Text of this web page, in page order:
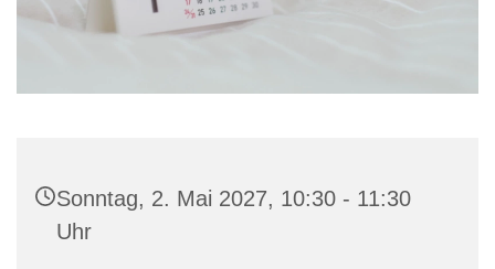
Sonntag, 2. Mai 2027, 10:30 - 11:30
Uhr